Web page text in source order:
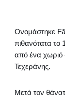
Ονομάστηκε
πιθανότατα το
από ένα χωριό
Τεχεράνης.
Μετά τον